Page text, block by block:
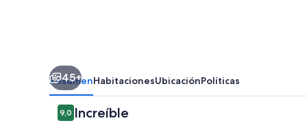
45+
ResumenHabitacionesUbicaciónPolíticas
Comentarios
9,09,0 de 10
Increíble